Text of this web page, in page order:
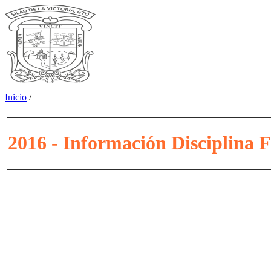
Inicio /
2016 - Información Disciplina